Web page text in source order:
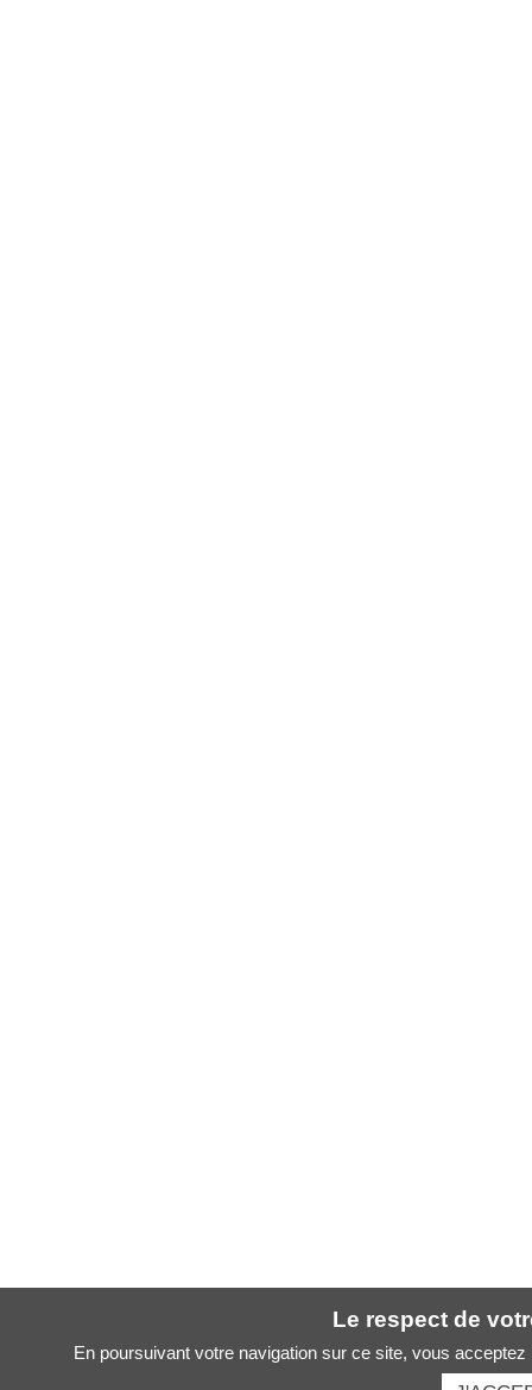
Le respect de
En poursuivant votre navigation sur ce site, vous